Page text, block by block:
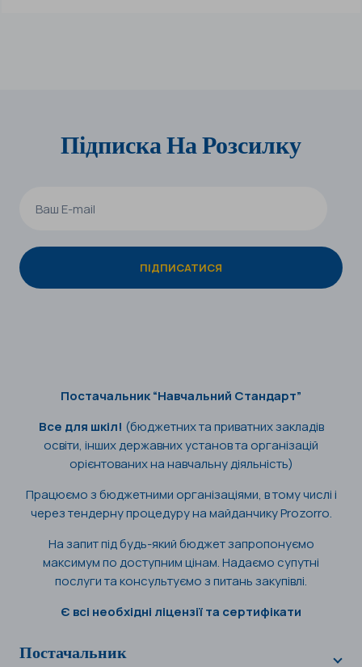
Підписка На Розсилку
Постачальник “Навчальний Стандарт”
Все для шкіл! (бюджетних та приватних закладів
освіти, інших державних установ та організацій
орієнтованих на навчальну діяльність)
Працюємо з бюджетними організаціями, в тому числі і
через тендерну процедуру на майданчику Prozorro.
На запит під будь-який бюджет запропонуємо
максимум по доступним цінам. Надаємо супутні
послуги та консультуємо з питань закупівлі.
Є всі необхідні ліцензії та сертифікати
Постачальник